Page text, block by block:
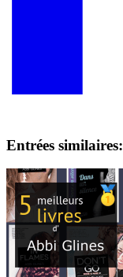
Entrées similaires: